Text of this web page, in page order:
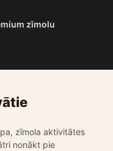
zīmolu
zīmola aktivitātes
nonākt pie